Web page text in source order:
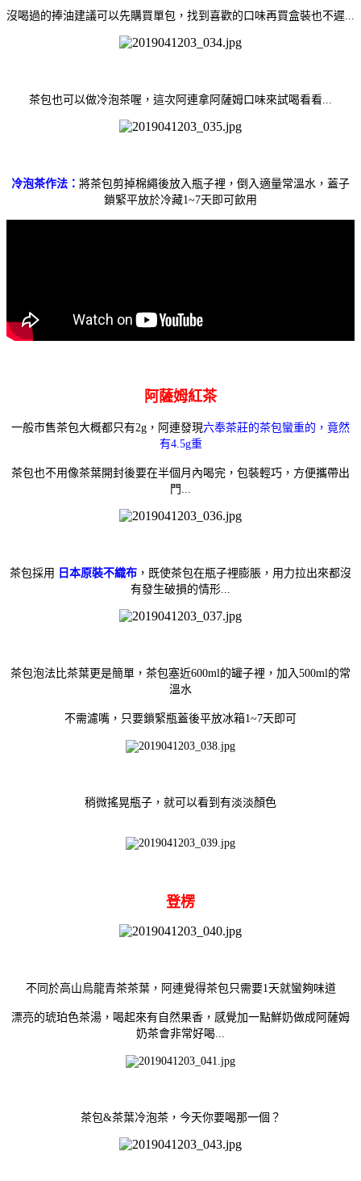
沒喝過的捧油建議可以先購買單包，找到喜歡的口味再買盒裝也不遲...
茶包也可以做冷泡茶喔，這次阿連拿阿薩姆口味來試喝看看...
冷泡茶作法： 將茶包剪掉棉繩後放入瓶子裡，倒入適量常溫水，蓋子
鎖緊平放於冷藏1~7天即可飲用
阿薩姆紅茶
一般市售茶包大概都只有2g， 阿連發現六奉茶莊的茶包蠻重的，竟然
有4.5g重
茶包也不用像茶葉開封後要在半個月內喝完， 包裝輕巧，方便攜帶出
門...
茶包採用 日本原裝不織布 ，既使茶包在瓶子裡膨脹，用力拉出來都沒
有發生破損的情形...
茶包泡法比茶葉更是簡單，茶包塞近600ml的罐子裡，加入500ml的常
溫水
不需濾嘴，只要鎖緊瓶蓋後平放冰箱1~7天即可
稍微搖晃瓶子，就可以看到有淡淡顏色
登楞
不同於高山烏龍青茶茶葉，阿連覺得茶包只需要1天就蠻夠味道
漂亮的琥珀色茶湯，喝起來有自然果香，感覺加一點鮮奶做成阿薩姆
奶茶會非常好喝...
茶包&茶葉冷泡茶，今天你要喝那一個？